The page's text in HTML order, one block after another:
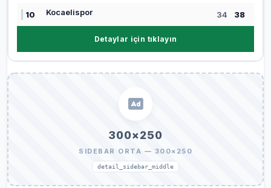
10 Kocaelispor 34 38
Detaylar için tıklayın
300×250
SIDEBAR ORTA — 300×250
detail_sidebar_middle